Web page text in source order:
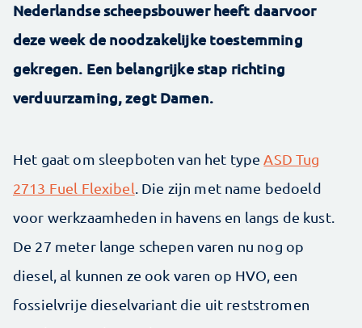
Nederlandse scheepsbouwer heeft daarvoor
deze week de noodzakelijke toestemming
gekregen. Een belangrijke stap richting
verduurzaming, zegt Damen.
Het gaat om sleepboten van het typeASD Tug
2713 Fuel Flexibel. Die zijn met name bedoeld
voor werkzaamheden in havens en langs de kust.
De 27 meter lange schepen varen nu nog op
diesel, al kunnen ze ook varen op HVO, een
fossielvrije dieselvariant die uit reststromen